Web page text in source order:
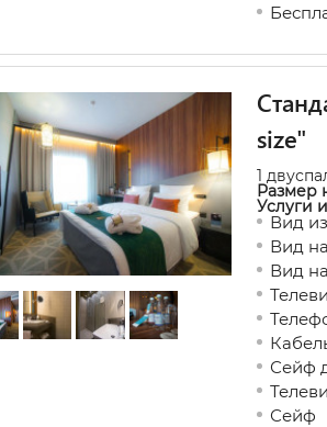
size"
1
Размер
Услуги
Вид
Вид
Вид
Сейф
Сейф